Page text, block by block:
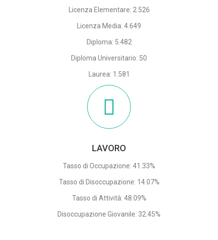
Licenza Elementare: 2.526
Licenza Media: 4.649
Diploma: 5.482
Diploma Universitario: 50
Laurea: 1.581
LAVORO
Tasso di Occupazione: 41.33%
Tasso di Disoccupazione: 14.07%
Tasso di Attività: 48.09%
Disoccupazione Giovanile: 32.45%